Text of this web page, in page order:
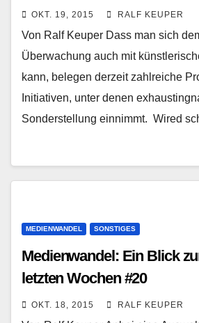
dich selbst
OKT. 19, 2015 RALF KEUPER
Von Ralf Keuper Dass man sich
Überwachung auch mit
kann, belegen derzeit zahlreiche
Initiativen, unter denen
Sonderstellung einnimmt. Wired
MEDIENWANDEL SONSTIGES
Medienwandel: Ein Blick
letzten Wochen #20
OKT. 18, 2015 RALF KEUPER